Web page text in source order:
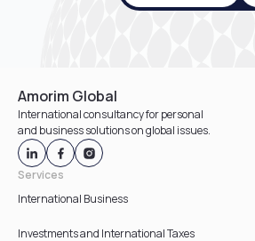
Amorim Global
International consultancy for personal
and business solutions on global issues.
Services
International Business
Investments and International Taxes